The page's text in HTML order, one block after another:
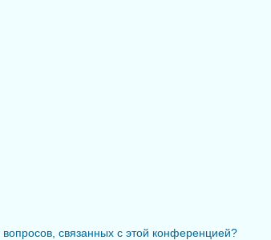
связанных с этой конференцией?